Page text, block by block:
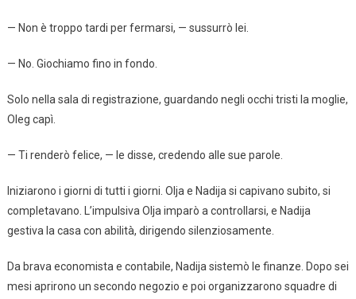
— Non è troppo tardi per fermarsi, — sussurrò lei.
— No. Giochiamo fino in fondo.
Solo nella sala di registrazione, guardando negli occhi tristi la moglie,
Oleg capì.
— Ti renderò felice, — le disse, credendo alle sue parole.
Iniziarono i giorni di tutti i giorni. Olja e Nadija si capivano subito, si
completavano. L’impulsiva Olja imparò a controllarsi, e Nadija
gestiva la casa con abilità, dirigendo silenziosamente.
Da brava economista e contabile, Nadija sistemò le finanze. Dopo sei
mesi aprirono un secondo negozio e poi organizzarono squadre di